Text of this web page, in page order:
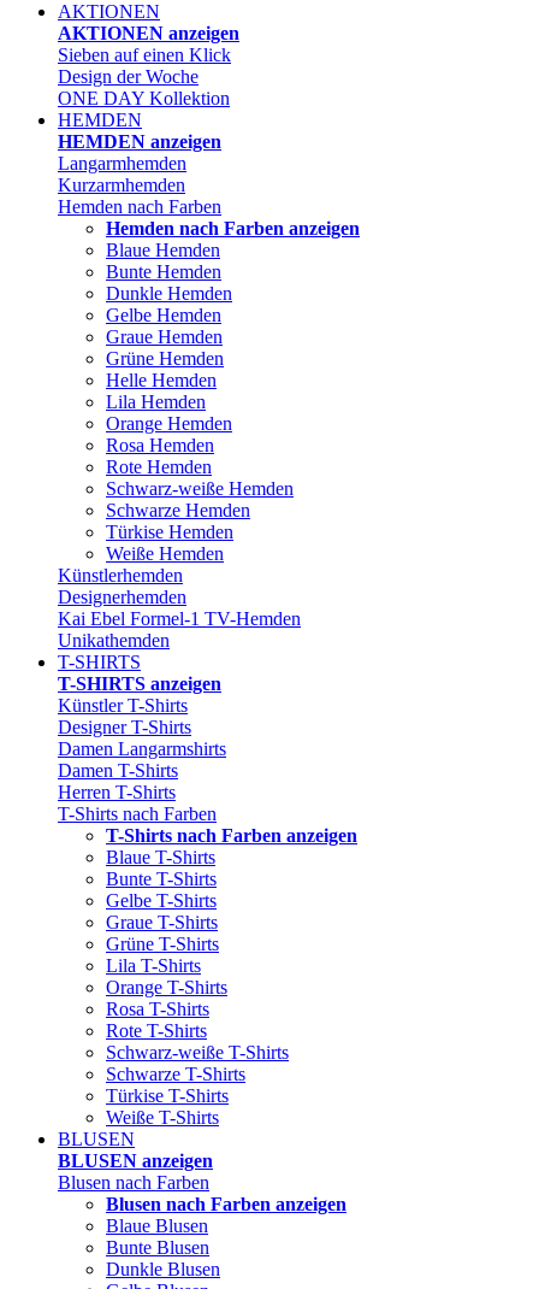
AKTIONEN
AKTIONEN anzeigen
Sieben auf einen Klick
Design der Woche
ONE DAY Kollektion
HEMDEN
HEMDEN anzeigen
Langarmhemden
Kurzarmhemden
Hemden nach Farben
Hemden nach Farben anzeigen
Blaue Hemden
Bunte Hemden
Dunkle Hemden
Gelbe Hemden
Graue Hemden
Grüne Hemden
Helle Hemden
Lila Hemden
Orange Hemden
Rosa Hemden
Rote Hemden
Schwarz-weiße Hemden
Schwarze Hemden
Türkise Hemden
Weiße Hemden
Künstlerhemden
Designerhemden
Kai Ebel Formel-1 TV-Hemden
Unikathemden
T-SHIRTS
T-SHIRTS anzeigen
Künstler T-Shirts
Designer T-Shirts
Damen Langarmshirts
Damen T-Shirts
Herren T-Shirts
T-Shirts nach Farben
T-Shirts nach Farben anzeigen
Blaue T-Shirts
Bunte T-Shirts
Gelbe T-Shirts
Graue T-Shirts
Grüne T-Shirts
Lila T-Shirts
Orange T-Shirts
Rosa T-Shirts
Rote T-Shirts
Schwarz-weiße T-Shirts
Schwarze T-Shirts
Türkise T-Shirts
Weiße T-Shirts
BLUSEN
BLUSEN anzeigen
Blusen nach Farben
Blusen nach Farben anzeigen
Blaue Blusen
Bunte Blusen
Dunkle Blusen